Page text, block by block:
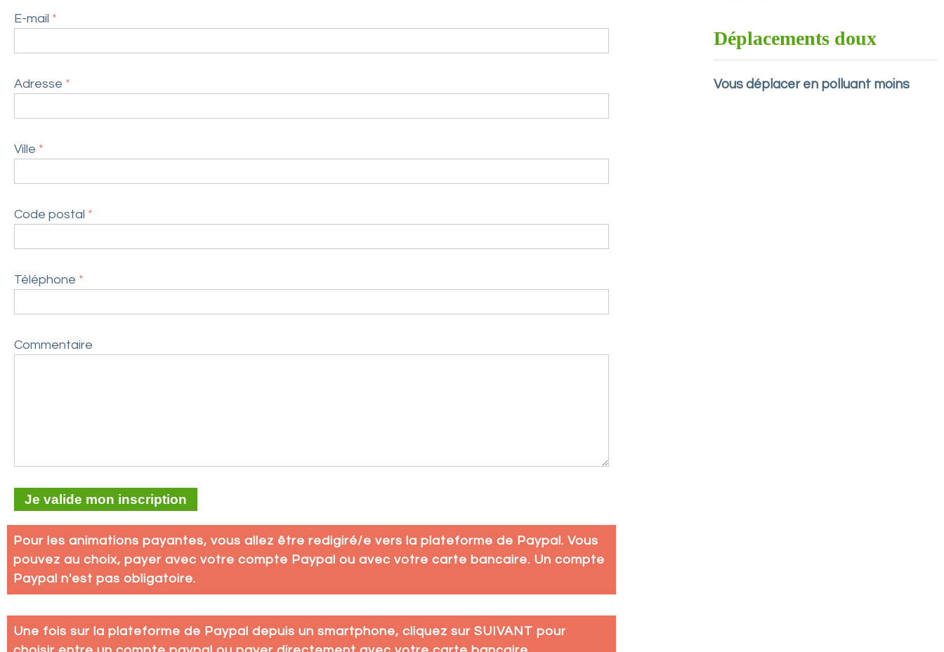
s
E-mail *
Adresse *
Ville *
Code postal *
Téléphone *
Commentaire
Pour les animations payantes, vous allez être redigiré/e vers la plateforme de Paypal. Vous
pouvez au choix, payer avec votre compte Paypal ou avec votre carte bancaire. Un compte
Paypal n'est pas obligatoire.
Une fois sur la plateforme de Paypal depuis un smartphone, cliquez sur SUIVANT pour
Déplacements doux
Vous déplacer en polluant moins